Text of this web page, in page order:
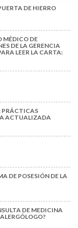
DE HIERRO
MÉDICO DE
DE LA GERENCIA
LEER LA CARTA:
PRÁCTICAS
ACTUALIZADA
DE POSESIÓN DE LA
DE MEDICINA